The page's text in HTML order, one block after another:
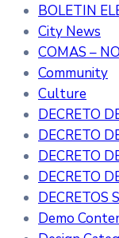
BOLETIN
City News
COMAS –
Community
Culture
DECRETO
DECRETO
DECRETO
DECRETO
DECRETOS
Demo